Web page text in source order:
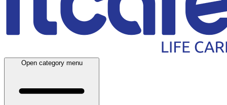
Open category menu